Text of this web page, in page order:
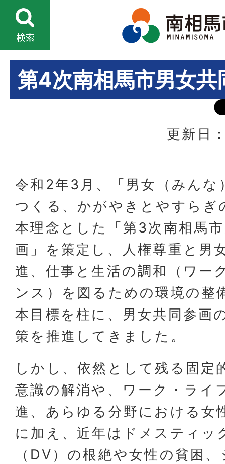
第4次南相馬市男女共
更新日
令和2年3月、「男女（みんな
つくる、かがやきとやすらぎ
本理念とした「第3次南相馬
画」を策定し、人権尊重と男
進、仕事と生活の調和（ワー
ンス）を図るための環境の整
本目標を柱に、男女共同参画
策を推進してきました。
しかし、依然として残る固定
意識の解消や、ワーク・ライ
進、あらゆる分野における女
に加え、近年はドメスティッ
（DV）の根絶や女性の貧困